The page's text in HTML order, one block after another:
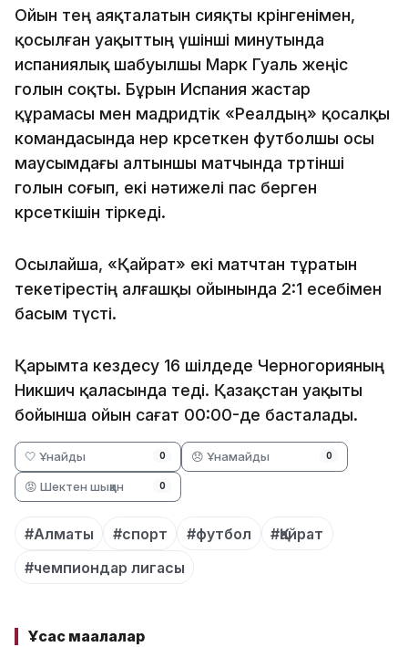
Ойын тең аяқталатын сияқты көрінгенімен,
қосылған уақыттың үшінші минутында
испаниялық шабуылшы Марк Гуаль жеңіс
голын соқты. Бұрын Испания жастар
құрамасы мен мадридтік «Реалдың» қосалқы
командасында өнер көрсеткен футболшы осы
маусымдағы алтыншы матчында төртінші
голын соғып, екі нәтижелі пас берген
көрсеткішін тіркеді.
Осылайша, «Қайрат» екі матчтан тұратын
текетірестің алғашқы ойынында 2:1 есебімен
басым түсті.
Қарымта кездесу 16 шілдеде Черногорияның
Никшич қаласында өтеді. Қазақстан уақыты
бойынша ойын сағат 00:00-де басталады.
🤍 Ұнайды 0 😞 Ұнамайды 0
😡 Шектен шыққан 0
#Алматы #спорт #футбол
#Қайрат
#чемпиондар лигасы
Ұқсас мақалалар